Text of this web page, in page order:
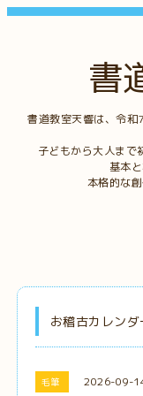
書
書道教室天響は、令
子どもから大人まで
基本
本格的な
お稽古カレンダ
毛筆 2026-09-